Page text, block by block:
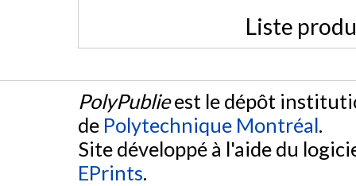
Liste
PolyPublieest le dépôt
de Polytechnique Montréal.
Site développé à l'aide du
EPrints.